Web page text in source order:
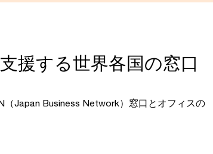
援する世界各国の窓口
（Japan Business Network）窓口とオフィスの